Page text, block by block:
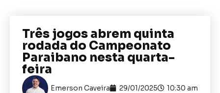
Três jogos abrem quinta
rodada do Campeonato
Paraibano nesta quarta-
feira
Emerson Caveira 29/01/2025 10:30 am